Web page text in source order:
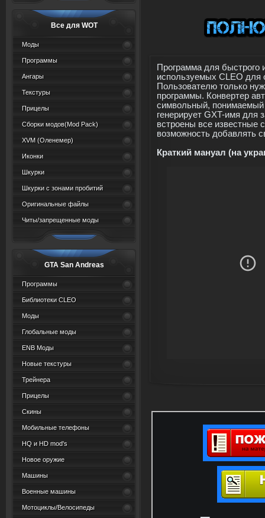
Все для WOT
Моды
Программы
Ангары
Текстуры
Прицелы
Сборки модов(Mod Pack)
XVM (Oленемер)
Иконки
Шкурки
Шкурки с зонами пробитий
Оригинальные файлы
Читы/запрещенные моды
GTA San Andreas
Программы
Библиотеки CLEO
Моды
Глобальные моды
ENB Моды
Новые текстуры
Трейнера
Прицелы
Скины
Мобильные телефоны
HQ и HD mod's
Новое оружие
Машины
Военные машины
Мотоциклы/Велосипеды
Программа для быстрого
используемых CLEO для
Пользователю только
программы. Конвертер
символьный, понимаемый
генерирует GXT-имя для
встроены все известные
возможность добавлять
Краткий мануал (на